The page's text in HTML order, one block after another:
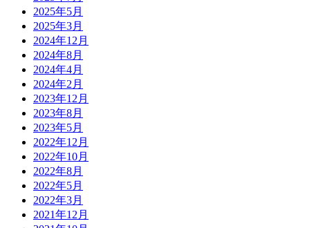
2025年5月
2025年3月
2024年12月
2024年8月
2024年4月
2024年2月
2023年12月
2023年8月
2023年5月
2022年12月
2022年10月
2022年8月
2022年5月
2022年3月
2021年12月